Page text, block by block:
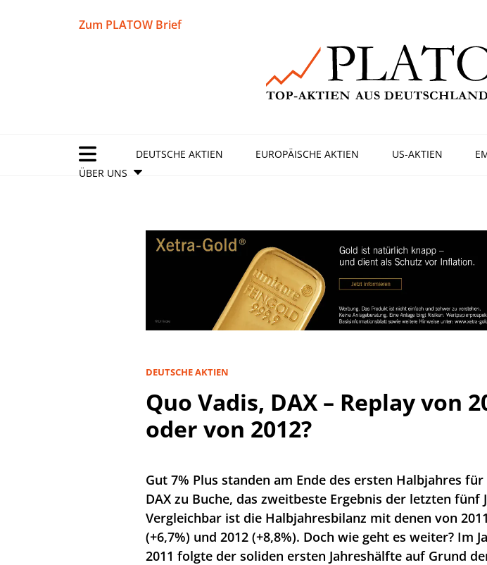
Zum PLATOW Brief
DEUTSCHE AKTIEN EUROPÄISCHE AKTIEN US-AKTIEN
ÜBER UNS
DEUTSCHE AKTIEN
Quo Vadis, DAX – Replay von
oder von 2012?
Gut 7% Plus standen am Ende des ersten Halbjahres für
DAX zu Buche, das zweitbeste Ergebnis der letzten fünf
Vergleichbar ist die Halbjahresbilanz mit denen von 2011
(+6,7%) und 2012 (+8,8%). Doch wie geht es weiter? Im
2011 folgte der soliden ersten Jahreshälfte auf Grund